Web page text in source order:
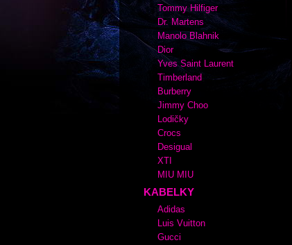
Tommy Hilfiger
Dr. Martens
Manolo Blahnik
Dior
Yves Saint Laurent
Timberland
Burberry
Jimmy Choo
Lodičky
Crocs
Desigual
XTI
MIU MIU
KABELKY
Adidas
Luis Vuitton
Gucci